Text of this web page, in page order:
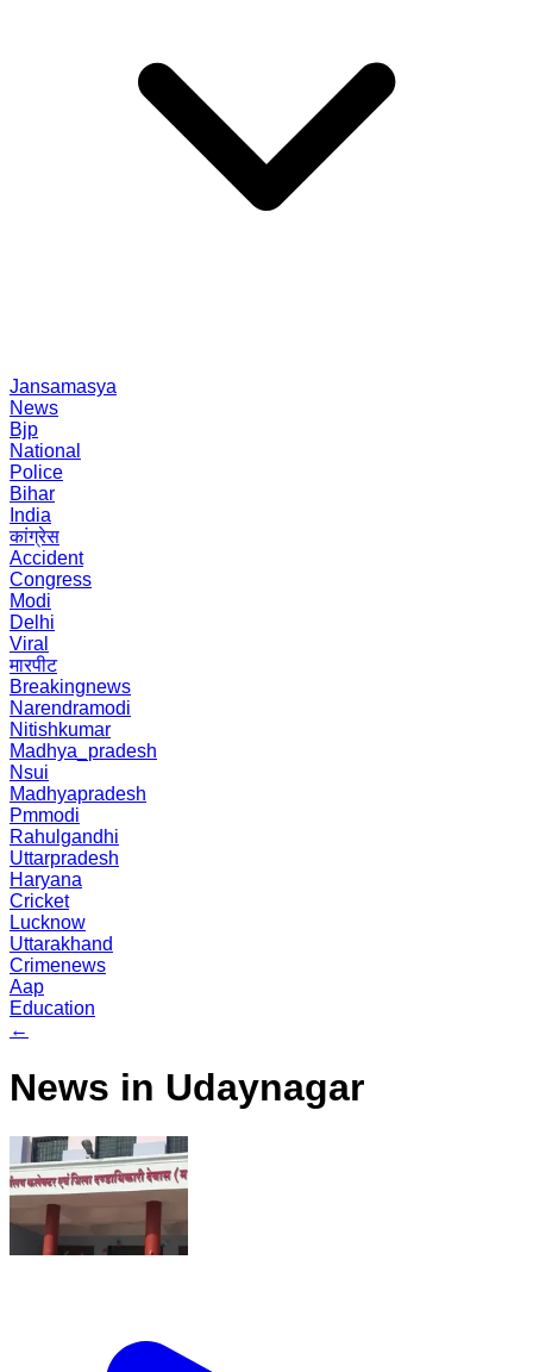
Jansamasya
News
Bjp
National
Police
Bihar
India
कांग्रेस
Accident
Congress
Modi
Delhi
Viral
मारपीट
Breakingnews
Narendramodi
Nitishkumar
Madhya_pradesh
Nsui
Madhyapradesh
Pmmodi
Rahulgandhi
Uttarpradesh
Haryana
Cricket
Lucknow
Uttarakhand
Crimenews
Aap
Education
←
News in Udaynagar